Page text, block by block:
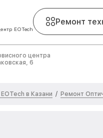
EOTech
Ремонт
центра
6
в Казани / Ремонт